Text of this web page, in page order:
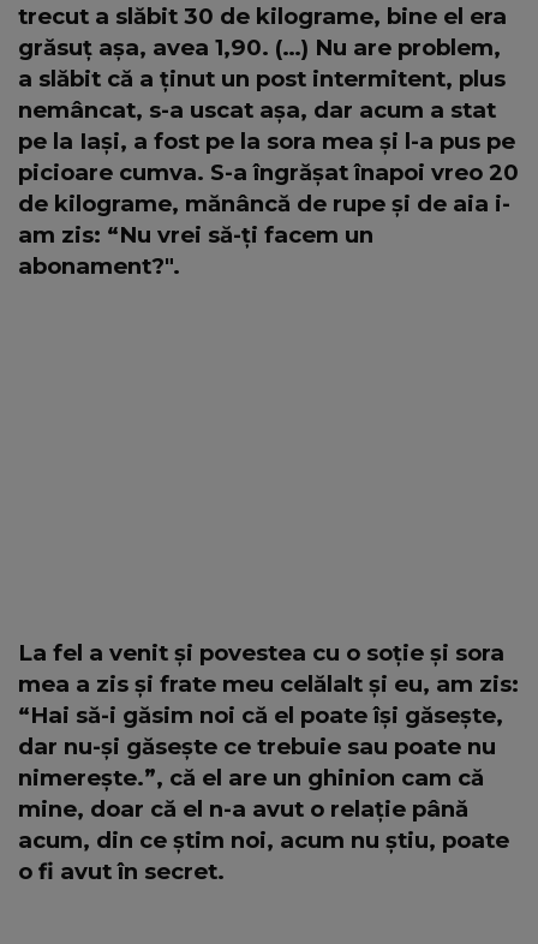
trecut a slăbit 30 de kilograme, bine el era
grăsuț așa, avea 1,90. (…) Nu are problem,
a slăbit că a ținut un post intermitent, plus
nemâncat, s-a uscat așa, dar acum a stat
pe la Iași, a fost pe la sora mea și l-a pus pe
picioare cumva. S-a îngrășat înapoi vreo 20
de kilograme, mănâncă de rupe și de aia i-
am zis: “Nu vrei să-ți facem un
abonament?".
La fel a venit și povestea cu o soție și sora
mea a zis și frate meu celălalt și eu, am zis:
“Hai să-i găsim noi că el poate își găsește,
dar nu-și găsește ce trebuie sau poate nu
nimerește.”, că el are un ghinion cam că
mine, doar că el n-a avut o relație până
acum, din ce știm noi, acum nu știu, poate
o fi avut în secret.